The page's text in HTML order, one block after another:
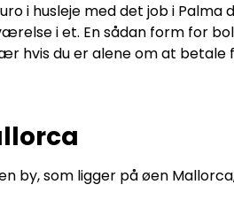
i husleje med det job i
i et. En sådan form for
hvis du er alene om at betale
by, som ligger på øen